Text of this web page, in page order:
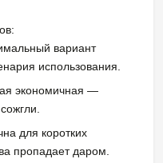
вариант
использования.
экономичная —
для коротких
пропадает даром.